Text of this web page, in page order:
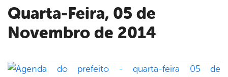
Quarta-Feira, 05 de
Novembro de 2014